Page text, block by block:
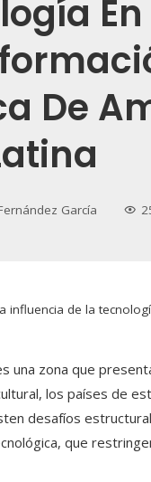
En
De
García
influencia de la
una zona que
los países de
desafíos
que